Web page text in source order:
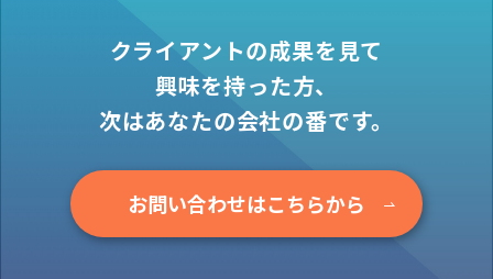
クライアントの成果を見て
興味を持った方、
次はあなたの会社の番です。
お問い合わせはこちらから